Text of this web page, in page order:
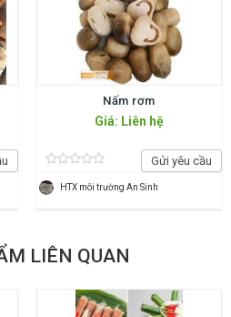
Nấm rơm
Giá: Liên hệ
Gửi yêu cầu
HTX môi trường An Sinh
LIÊN QUAN